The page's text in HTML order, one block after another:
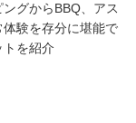
グからBBQ、アス
験を存分に堪能で
トを紹介